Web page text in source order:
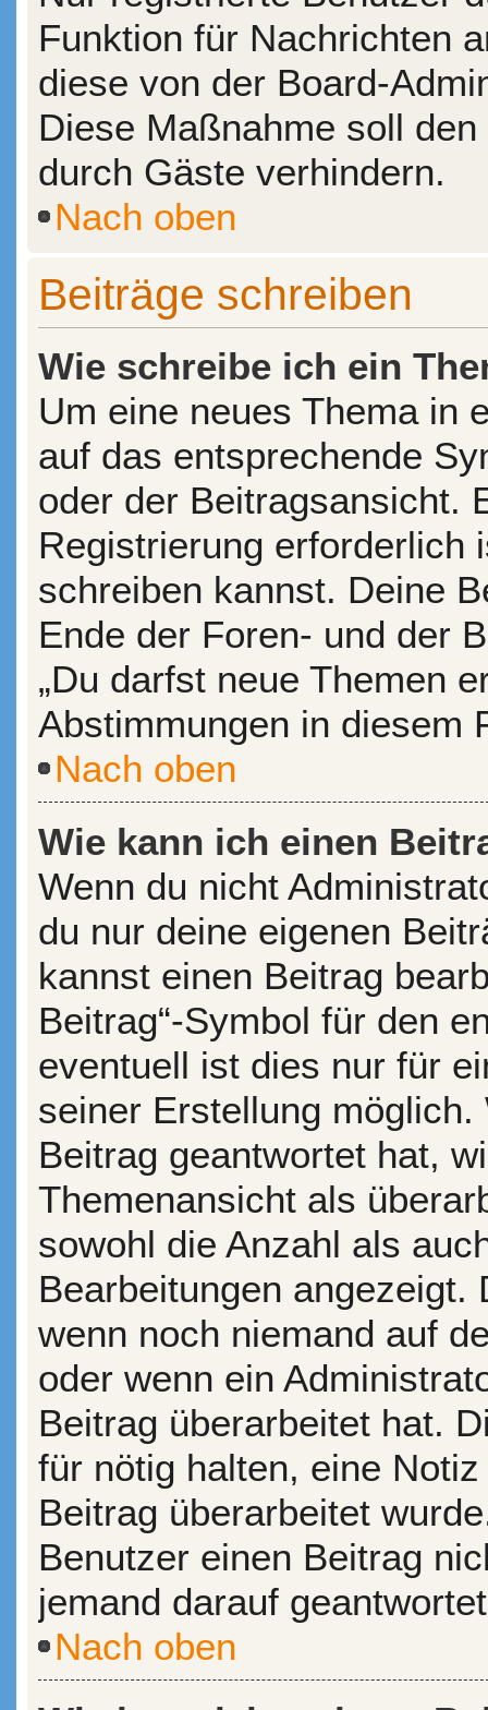
Funktion für Nachrichten
diese von der Board-
Diese Maßnahme soll
durch Gäste verhindern.
Nach oben
Beiträge schreiben
Wie schreibe ich ein
Um eine neues Thema in
auf das entsprechende
oder der Beitragsansicht.
Registrierung erforderlich
schreiben kannst. Deine
Ende der Foren- und der
„Du darfst neue Themen
Abstimmungen in diesem
Nach oben
Wie kann ich einen
Wenn du nicht
du nur deine eigenen
kannst einen Beitrag
Beitrag“-Symbol für den
eventuell ist dies nur für
seiner Erstellung
Beitrag geantwortet hat,
Themenansicht als
sowohl die Anzahl als
Bearbeitungen
wenn noch niemand auf
oder wenn ein
Beitrag überarbeitet hat.
für nötig halten, eine
Beitrag überarbeitet
Benutzer einen Beitrag
jemand darauf
Nach oben